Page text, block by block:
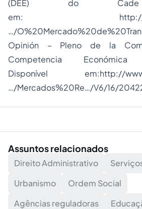
(DEE) do Cade
em:
…/
Opinión – Pleno de la
Competencia Económica
Disponível em:http://
…/Mercados%20Re…/V6/16/
Assuntos relacionados
Direito Administrativo
Urbanismo
Ordem Social
Agências reguladoras